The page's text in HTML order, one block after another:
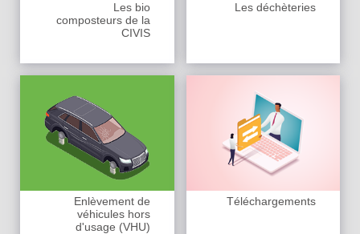
Les bio
composteurs de la
CIVIS
Les déchèteries
Enlèvement de
véhicules hors
d'usage (VHU)
Téléchargements